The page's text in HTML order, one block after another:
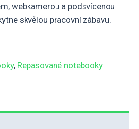
webkamerou a podsvícenou
skvělou pracovní zábavu.
, Repasované notebooky